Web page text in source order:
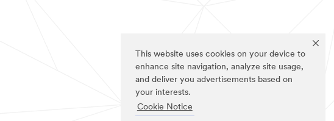
This website uses cookies on your device to
enhance site navigation, analyze site usage,
and deliver you advertisements based on
your interests.
Cookie Notice